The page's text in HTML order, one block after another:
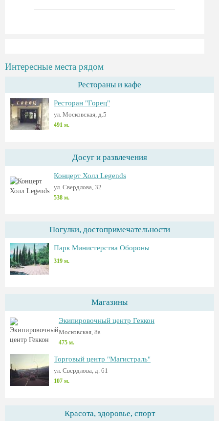
Интересные места рядом
Рестораны и кафе
Ресторан "Горец"
ул. Московская, д.5
491 м.
Досуг и развлечения
Концерт Холл Legends
ул. Свердлова, 32
538 м.
Погулки, достопримечательности
Парк Министерства Обороны
319 м.
Магазины
Экипировочный центр Геккон
Московская, 8а
475 м.
Торговый центр "Магистраль"
ул. Свердлова, д. 61
107 м.
Красота, здоровье, спорт